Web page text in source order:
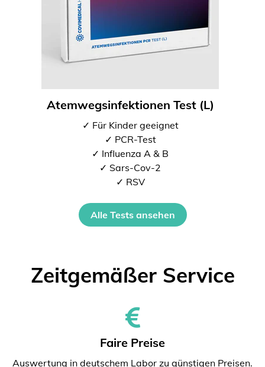
Atemwegsinfektionen Test (L)
✓ Für Kinder geeignet
✓ PCR-Test
✓ Influenza A & B
✓ Sars-Cov-2
✓ RSV
Alle Tests ansehen
Zeitgemäßer Service
Faire Preise
Auswertung in deutschem Labor zu günstigen Preisen.